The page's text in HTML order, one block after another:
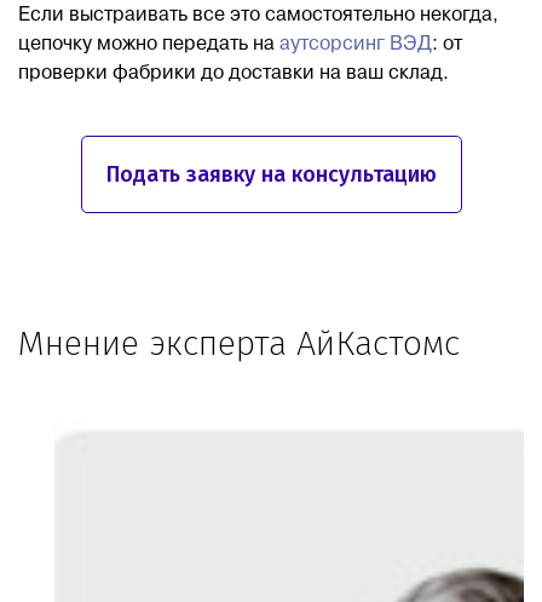
Если выстраивать все это самостоятельно некогда,
цепочку можно передать на аутсорсинг ВЭД: от
проверки фабрики до доставки на ваш склад.
Подать заявку на консультацию
Мнение эксперта АйКастомс